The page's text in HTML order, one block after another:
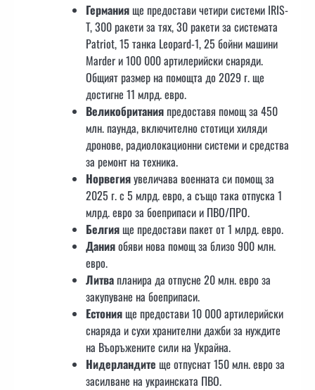
Германияще предостави четири системи IRIS-
T, 300 ракети за тях, 30 ракети за системата
Patriot, 15 танка Leopard-1, 25 бойни машини
Marder и 100 000 артилерийски снаряди.
Общият размер на помощта до 2029 г. ще
достигне 11 млрд. евро.
Великобританияпредоставя помощ за 450
млн. паунда, включително стотици хиляди
дронове, радиолокационни системи и средства
за ремонт на техника.
Норвегияувеличава военната си помощ за
2025 г. с 5 млрд. евро, а също така отпуска 1
млрд. евро за боеприпаси и ПВО/ПРО.
Белгияще предостави пакет от 1 млрд. евро.
Данияобяви нова помощ за близо 900 млн.
евро.
Литвапланира да отпусне 20 млн. евро за
закупуване на боеприпаси.
Естонияще предостави 10 000 артилерийски
снаряда и сухи хранителни дажби за нуждите
на Въоръжените сили на Украйна.
Нидерландите ще отпуснат 150 млн. евро за
засилване на украинската ПВО.